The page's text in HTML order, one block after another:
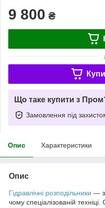
9 800 ₴
Що таке купити з
Замовлення під
Опис Характеристики
Опис
Гідравлічні розподільники —
чому спеціалізованій